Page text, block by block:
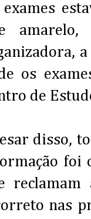
exames
amarelo,
os
de
disso,
foi
nas